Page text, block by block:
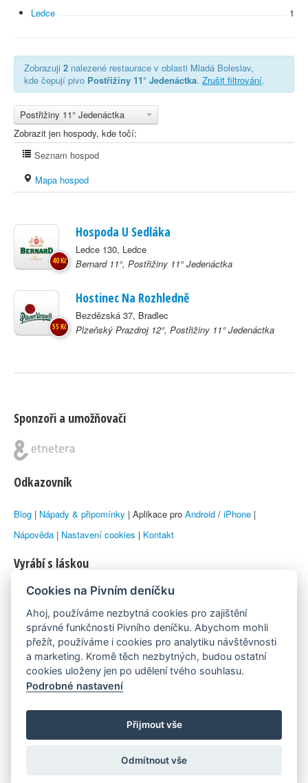
Ledce
1
Zobrazuji 2 nalezené restaurace v oblasti Mladá Boleslav,
kde čepují pivo Postřižiny 11° Jedenáctka. Zrušit filtrování.
Postřižiny 11° Jedenáctka
Zobrazit jen hospody, kde točí:
Seznam hospod
Mapa hospod
Hospoda U Sedláka
Ledce 130, Ledce
Bernard 11°, Postřižiny 11° Jedenáctka
40 Kč
Hostinec Na Rozhledně
Bezdězská 37, Bradlec
Plzeňský Prazdroj 12°, Postřižiny 11° Jedenáctka
55 Kč
Sponzoři a umožňovači
Odkazovník
Blog | Nápady & připomínky | Aplikace pro Android / iPhone |
Nápověda | Nastavení cookies | Kontakt
Vyrábí s láskou
© 2010–2026 byLukáš Zemanaka Emka
Máme rádi
Pivní.info
Poznámka pod čarou
Pivní deníček je nezávislý zdroj, který není spjat s žádným
konkrétním pivovarem ani restaurací. Názory uživatelů nemusí nutně
reprezentovat názory tvůrců Deníčku.
Cookies na Pivním deníčku
Ahoj, používáme nezbytná cookies pro zajištění
správné funkčnosti Pivního deníčku. Abychom mohli
přežít, používáme i cookies pro analytiku návštěvnosti
a marketing. Kromě těch nezbytných, budou ostatní
cookies uloženy jen po udělení tvého souhlasu.
Podrobné nastavení
Přijmout vše
Odmítnout vše